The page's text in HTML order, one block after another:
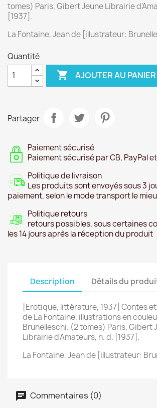
tomes) Paris, Gibert Jeune Librairie
[1937].
La Fontaine, Jean de [illustrateur:
Quantité
 AJOUTER AU PANIER
Partager
Paiement sécurisé
Paiement sécurisé par CB, PayPal
Politique de livraison
Les produits sont envoyés sous 3
paiement, selon le mode transport le
Politique retours
retours possibles, sous certaines
les 14 jours après la réception du produit
Description Détails du
[Erotique, littérature, 1937] Contes
de La Fontaine, illustrations en
Brunelleschi. (2 tomes) Paris, Gibert
Librairie d'Amateurs, n. d. [1937].
La Fontaine, Jean de [illustrateur:
Commentaires (0)